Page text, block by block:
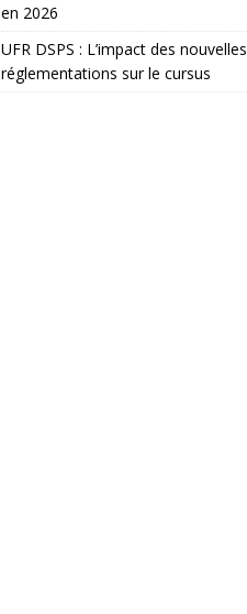
en 2026
UFR DSPS : L’impact des nouvelles
réglementations sur le cursus